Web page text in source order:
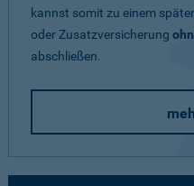
kannst somit zu einem
oder Zusatzversicherung
abschließen.